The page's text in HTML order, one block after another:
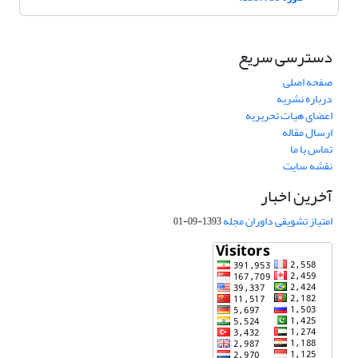
دسترسی سریع
صفحه اصلی
درباره نشریه
اعضای هیات تحریریه
ارسال مقاله
تماس با ما
نقشه سایت
آخرین اخبار
امتیاز تشویقی داوران مجله1393-09-01